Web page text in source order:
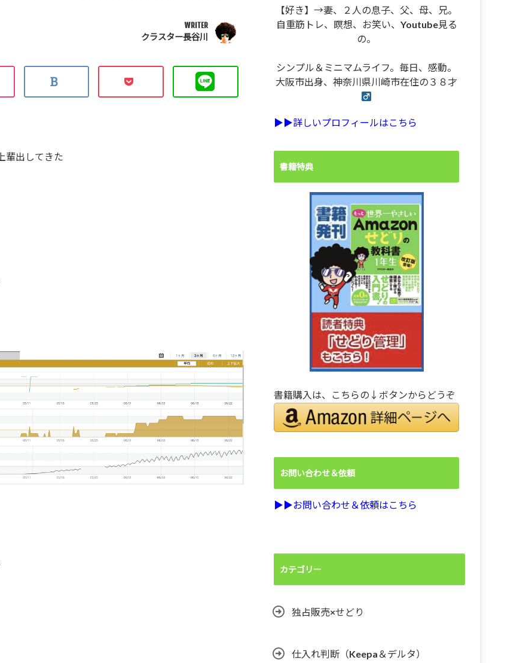
WRITER
クラスター長谷川
輩出してきた
【好き】→妻、２人の息子、父、母、兄。
自重筋トレ、瞑想、お笑い、Youtube見る
の。
シンプル＆ミニマムライフ。毎日、感動。
大阪市出身、神奈川県川崎市在住の３８才
▶︎▶︎詳しいプロフィールはこちら
書籍特典
書籍購入は、こちらの↓ボタンからどうぞ
お問い合わせ＆依頼
▶︎▶︎お問い合わせ＆依頼はこちら
カテゴリー
独占販売×せどり
仕入れ判断（Keepa＆デルタ）